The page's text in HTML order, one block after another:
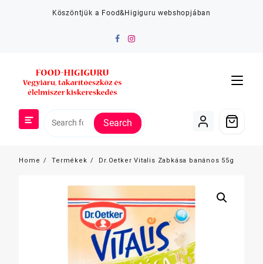
Köszöntjük a Food&Higiguru webshopjában
Search
Home Termékek Dr.Oetker Vitalis Zabkása banános 55g